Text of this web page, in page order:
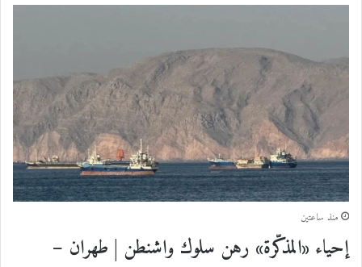
منذ ساعتين
إحياء «المذكّرة» رهن سلوك واشنطن | طهران –